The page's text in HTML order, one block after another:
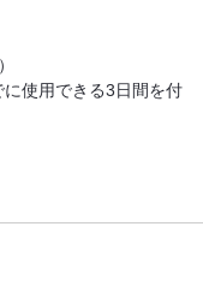
使用できる3日間を付